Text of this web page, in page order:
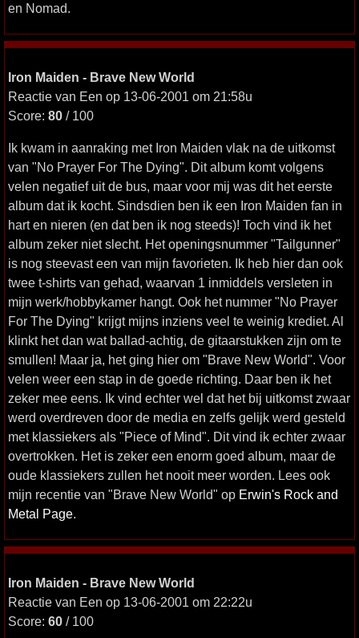
en Nomad.
Iron Maiden - Brave New World
Reactie van Een op 13-06-2001 om 21:58u
Score: 80 / 100
Ik kwam in aanraking met Iron Maiden vlak na de uitkomst
van "No Prayer For The Dying". Dit album komt volgens
velen negatief uit de bus, maar voor mij was dit het eerste
album dat ik kocht. Sindsdien ben ik een Iron Maiden fan in
hart en nieren (en dat ben ik nog steeds)! Toch vind ik het
album zeker niet slecht. Het openingsnummer "Tailgunner"
is nog steevast een van mijn favorieten. Ik heb hier dan ook
twee t-shirts van gehad, waarvan 1 inmiddels versleten in
mijn werk/hobbykamer hangt. Ook het nummer "No Prayer
For The Dying" krijgt mijns inziens veel te weinig krediet. Al
klinkt het dan wat ballad-achtig, de gitaarstukken zijn om te
smullen! Maar ja, het ging hier om "Brave New World". Voor
velen weer een stap in de goede richting. Daar ben ik het
zeker mee eens. Ik vind echter wel dat het bij uitkomst zwaar
werd overdreven door de media en zelfs gelijk werd gesteld
met klassiekers als "Piece of Mind". Dit vind ik echter zwaar
overtrokken. Het is zeker een enorm goed album, maar de
oude klassiekers zullen het nooit meer worden. Lees ook
mijn recentie van "Brave New World" op Erwin's Rock and
Metal Page.
Iron Maiden - Brave New World
Reactie van Een op 13-06-2001 om 22:22u
Score: 60 / 100